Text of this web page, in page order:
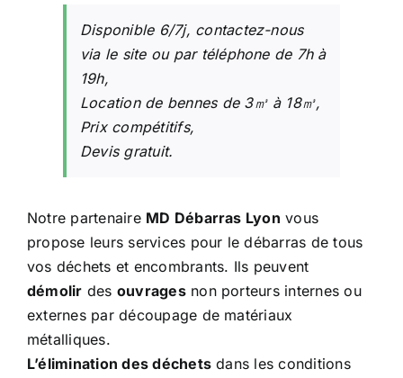
Disponible 6/7j, contactez-nous
via le site ou par téléphone de 7h à
19h,
Location de bennes de 3㎥ à 18㎥,
Prix compétitifs,
Devis gratuit.
Notre partenaire MD Débarras Lyon vous
propose leurs services pour le débarras de tous
vos déchets et encombrants. Ils peuvent
démolir des ouvragesnon porteurs internes ou
externes par découpage de matériaux
métalliques.
L’élimination des déchetsdans les conditions